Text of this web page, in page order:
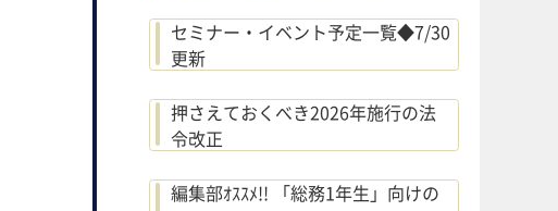
セミナー・イベント予定一覧◆7/30
更新
押さえておくべき2026年施行の法
令改正
編集部ｵｽｽﾒ!! 「総務1年生」向けの